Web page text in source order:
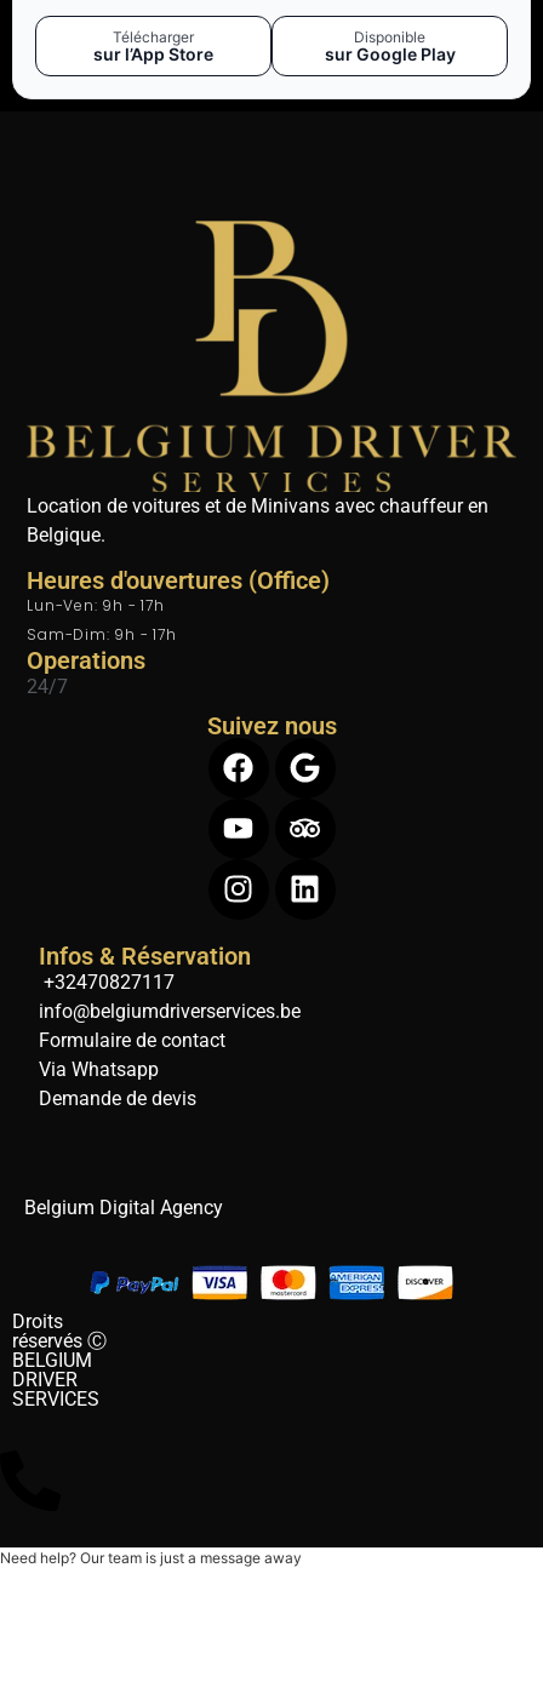
Télécharger
sur l’App Store
Disponible
sur Google Play
Location de voitures et de Minivans avec chauffeur en
Belgique.
Heures d'ouvertures (Office)
Lun-Ven: 9h - 17h
Sam-Dim: 9h - 17h
Operations
24/7
Suivez nous
Infos & Réservation
+32470827117
info@belgiumdriverservices.be
Formulaire de contact
Via Whatsapp
Demande de devis
Belgium Digital Agency
Droits
réservés Ⓒ
BELGIUM
DRIVER
SERVICES
Need help? Our team is just a message away